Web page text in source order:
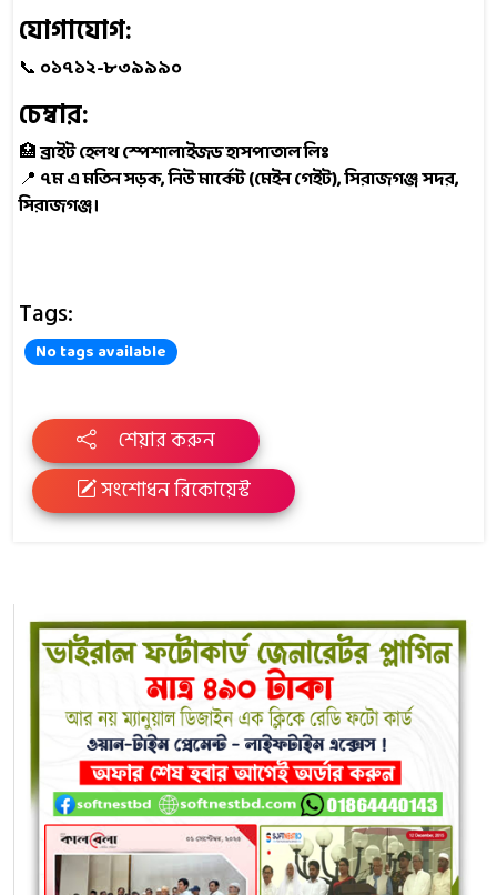
যোগাযোগ:
📞 ০১৭১২-৮৩৯৯৯০
চেম্বার:
🏥ব্রাইট হেলথ স্পেশালাইজড হাসপাতাল লিঃ
📍 ৭ম এ মতিন সড়ক, নিউ মার্কেট (মেইন গেইট), সিরাজগঞ্জ সদর,
সিরাজগঞ্জ।
Tags:
No tags available
শেয়ার করুন
সংশোধন রিকোয়েস্ট